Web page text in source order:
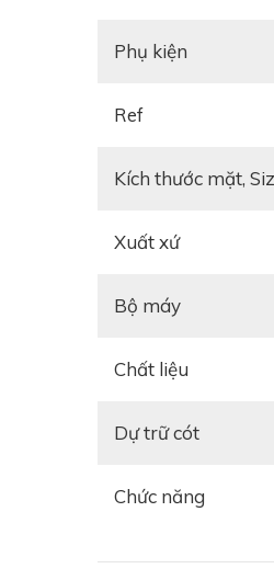
Rolex và hành
Rolex được biết
thích nhất của
Phụ kiện
Ref
Kích thước mặt,
Xuất xứ
Bộ máy
Chất liệu
Dự trữ cót
Chức năng